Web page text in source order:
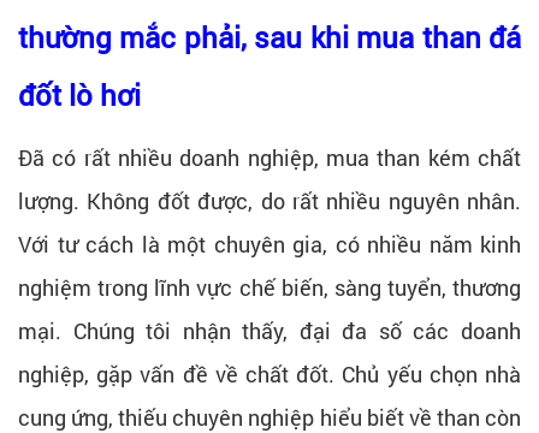
thường mắc phải, sau khi mua than đá
đốt lò hơi
Đã có rất nhiều doanh nghiệp, mua than kém chất
lượng. Không đốt được, do rất nhiều nguyên nhân.
Với tư cách là một chuyên gia, có nhiều năm kinh
nghiệm trong lĩnh vực chế biến, sàng tuyển, thương
mại. Chúng tôi nhận thấy, đại đa số các doanh
nghiệp, gặp vấn đề về chất đốt. Chủ yếu chọn nhà
cung ứng, thiếu chuyên nghiệp hiểu biết về than còn